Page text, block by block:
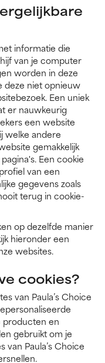
informatie die
van je computer
worden in deze
deze niet opnieuw
Een uniek
er nauwkeurig
een website
welke andere
gemakkelijk
Een cookie
van een
gegevens zoals
terug in cookie-
op dezelfde manier
hieronder een
websites.
cookies?
van Paula’s Choice
producten en
gebruikt om je
Paula’s Choice